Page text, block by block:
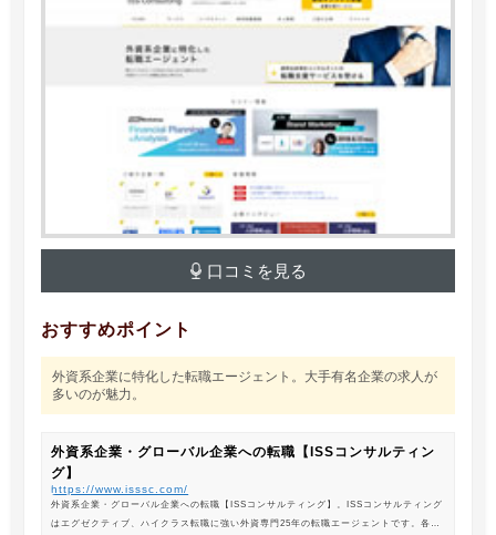
口コミを見る
おすすめポイント
外資系企業に特化した転職エージェント。大手有名企業の求人が
多いのが魅力。
外資系企業・グローバル企業への転職【ISSコンサルティン
グ】
https://www.isssc.com/
外資系企業・グローバル企業への転職【ISSコンサルティング】。ISSコンサルティング
はエグゼクティブ、ハイクラス転職に強い外資専門25年の転職エージェントです。各業